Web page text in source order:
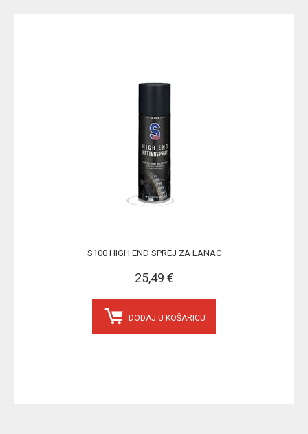
S100 HIGH END SPREJ ZA LANAC
25,49 €
DODAJ U KOŠARICU